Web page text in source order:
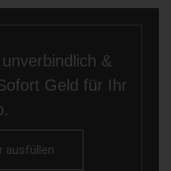
&
Geld für Ihr
ausfüllen